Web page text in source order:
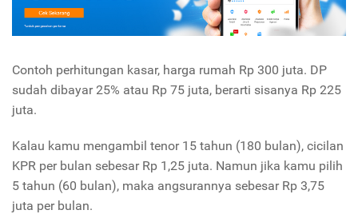
Contoh perhitungan kasar, harga rumah Rp 300 juta. DP
sudah dibayar 25% atau Rp 75 juta, berarti sisanya Rp 225
juta.
Kalau kamu mengambil tenor 15 tahun (180 bulan), cicilan
KPR per bulan sebesar Rp 1,25 juta. Namun jika kamu pilih
5 tahun (60 bulan), maka angsurannya sebesar Rp 3,75
juta per bulan.